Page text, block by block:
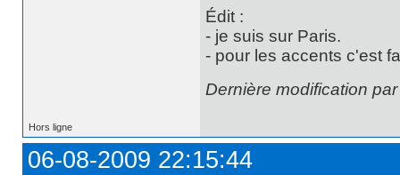
Édit :
- je suis sur Paris.
- pour les accents c'est
Dernière modification
Hors ligne
06-08-2009 22:15:44